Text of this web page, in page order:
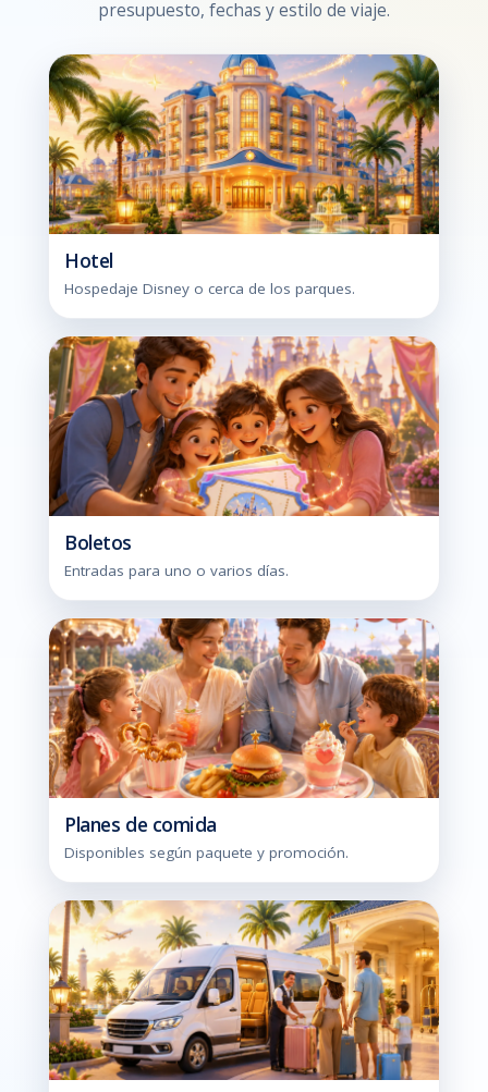
presupuesto, fechas y estilo de viaje.
Hotel
Hospedaje Disney o cerca de los parques.
Boletos
Entradas para uno o varios días.
Planes de comida
Disponibles según paquete y promoción.